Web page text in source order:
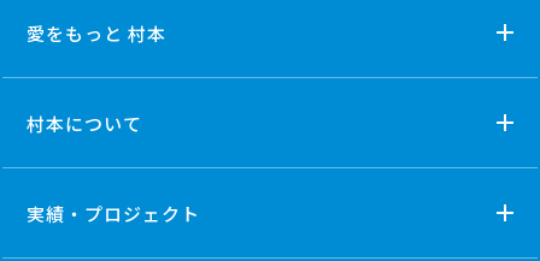
愛をもっと 村本
村本について
実績・プロジェクト